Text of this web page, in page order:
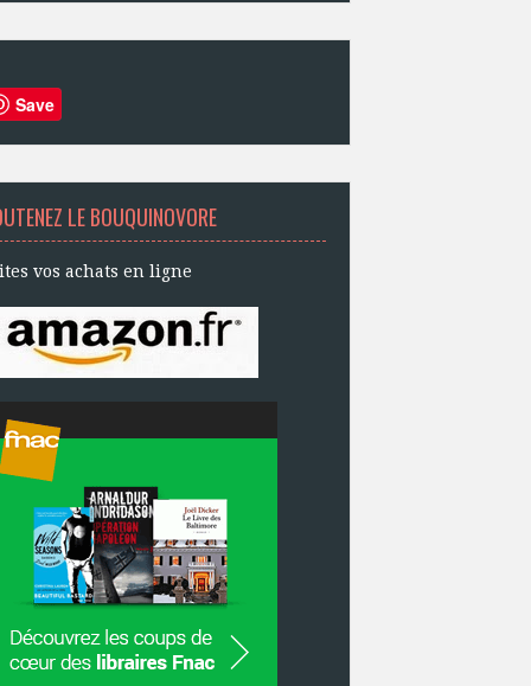
Save
LE BOUQUINOVORE
vos achats en ligne